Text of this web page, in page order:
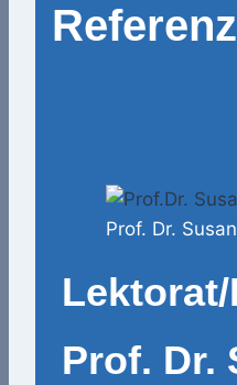
Prof. Dr.
Prof. Dr.